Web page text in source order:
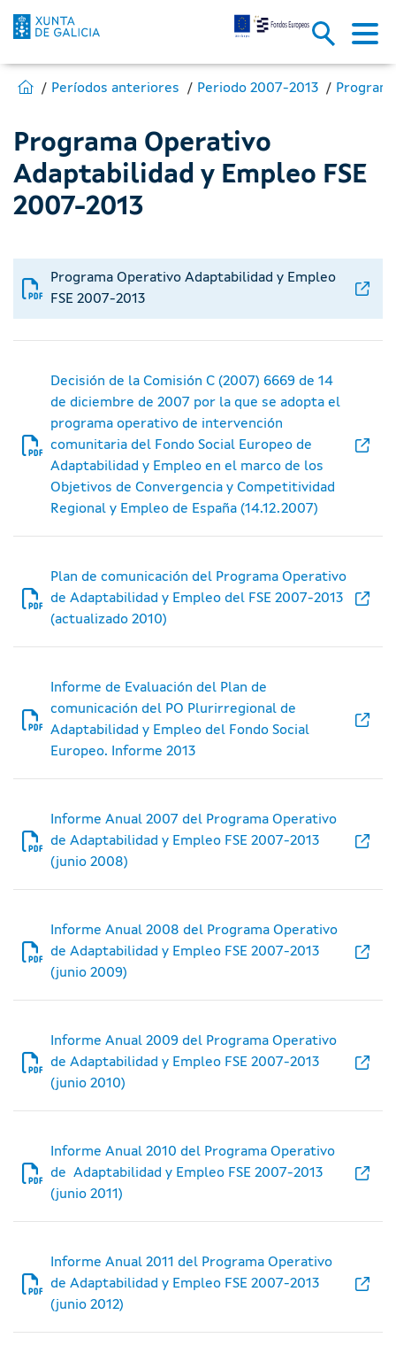
P.O. Adaptabilidad y Empleo
Saltar al contenido principal
Estás en:
Ir a Fondos Europeos
Períodos anteriores Periodo 2007-2013
Programa Operativo
Adaptabilidad y Empleo FSE
2007-2013
Programa Operativo Adaptabilidad y Empleo
FSE 2007-2013
Decisión de la Comisión C (2007) 6669 de 14
de diciembre de 2007 por la que se adopta el
programa operativo de intervención
comunitaria del Fondo Social Europeo de
Adaptabilidad y Empleo en el marco de los
Objetivos de Convergencia y Competitividad
Regional y Empleo de España (14.12.2007)
Plan de comunicación del Programa Operativo
de Adaptabilidad y Empleo del FSE 2007-2013
(actualizado 2010)
Informe de Evaluación del Plan de
comunicación del PO Plurirregional de
Adaptabilidad y Empleo del Fondo Social
Europeo. Informe 2013
Informe Anual 2007 del Programa Operativo
de Adaptabilidad y Empleo FSE 2007-2013
(junio 2008)
Informe Anual 2008 del Programa Operativo
de Adaptabilidad y Empleo FSE 2007-2013
(junio 2009)
Informe Anual 2009 del Programa Operativo
de Adaptabilidad y Empleo FSE 2007-2013
(junio 2010)
Informe Anual 2010 del Programa Operativo
de Adaptabilidad y Empleo FSE 2007-2013
(junio 2011)
Informe Anual 2011 del Programa Operativo
de Adaptabilidad y Empleo FSE 2007-2013
(junio 2012)